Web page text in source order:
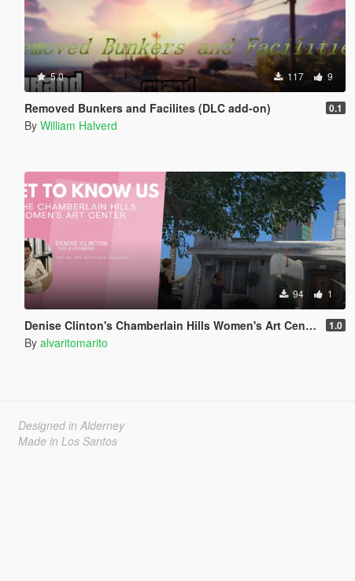
5.0 117 9
Removed Bunkers and Facilites (DLC add-on) 0.1
By William Halverd
94 1
Denise Clinton's Chamberlain Hills Women's Art Center 1.0
By alvaritomarito
Designed in Alderney
Made in Los Santos